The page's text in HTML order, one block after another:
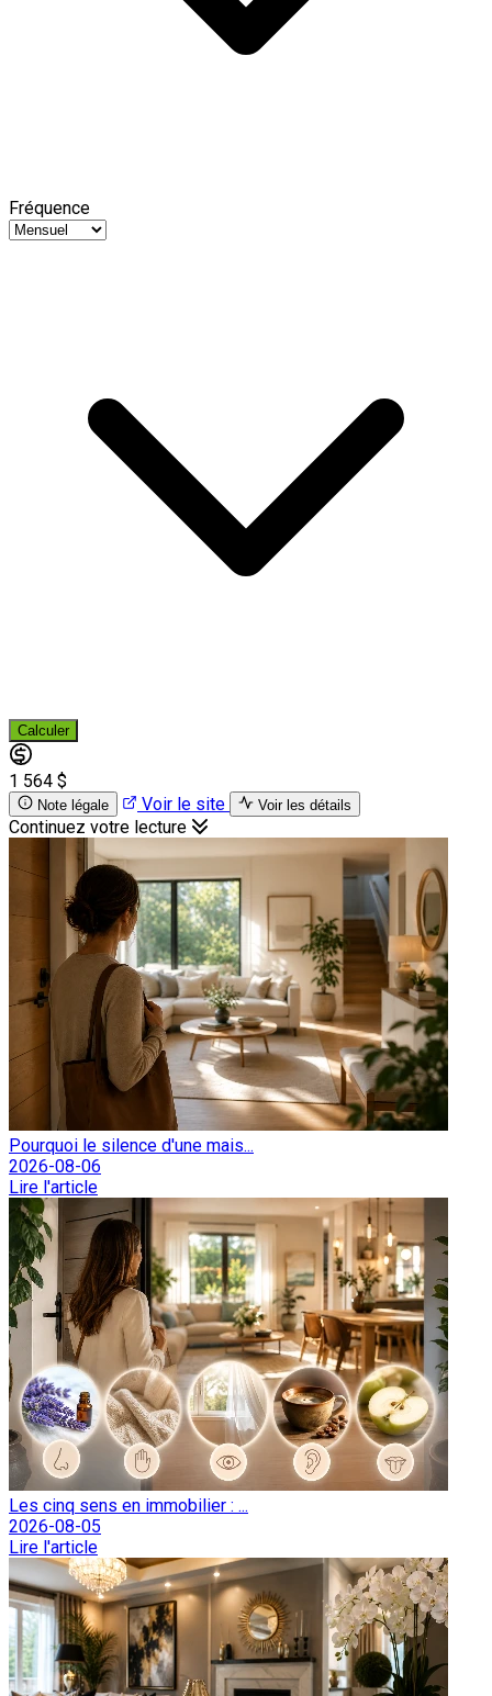
Fréquence
Calculer
1 564 $
Note légale Voir le site Voir les détails
Continuez votre lecture
Pourquoi le silence d'une mais...
2026-08-06
Lire l'article
Les cinq sens en immobilier : ...
2026-08-05
Lire l'article